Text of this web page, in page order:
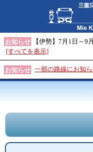
お知らせ
【伊勢】7月1日～
[すべてを表示]
お知らせ 一部の路線にお知